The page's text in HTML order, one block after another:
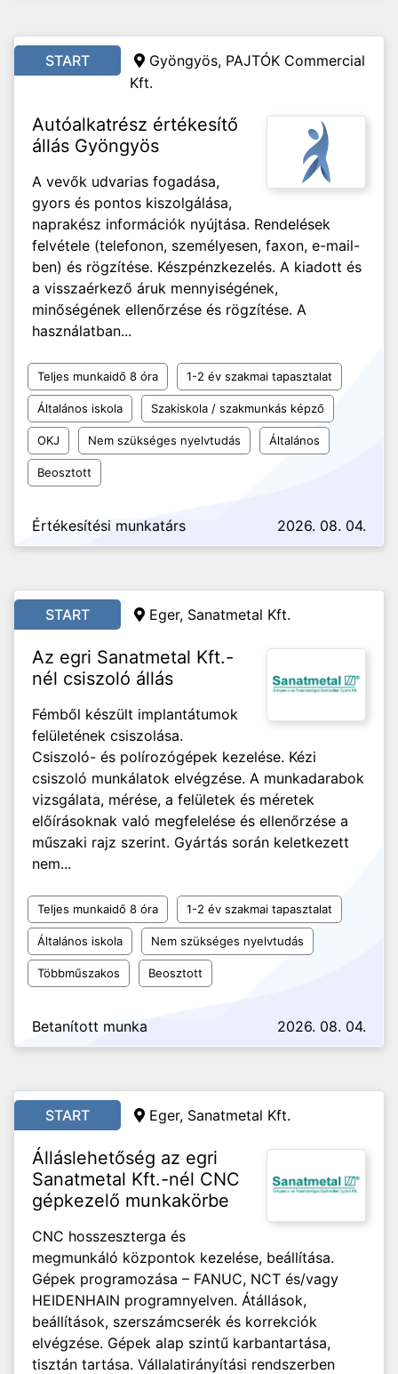
START
Gyöngyös, PAJTÓK Commercial
Kft.
Autóalkatrész értékesítő
állás Gyöngyös
A vevők udvarias fogadása,
gyors és pontos kiszolgálása,
naprakész információk nyújtása. Rendelések
felvétele (telefonon, személyesen, faxon, e-mail-
ben) és rögzítése. Készpénzkezelés. A kiadott és
a visszaérkező áruk mennyiségének,
minőségének ellenőrzése és rögzítése. A
használatban...
Teljes munkaidő 8 óra 1-2 év szakmai tapasztalat
Általános iskola Szakiskola / szakmunkás képző
OKJ Nem szükséges nyelvtudás Általános
Beosztott
Értékesítési munkatárs 2026. 08. 04.
START Eger, Sanatmetal Kft.
Az egri Sanatmetal Kft.-
nél csiszoló állás
Fémből készült implantátumok
felületének csiszolása.
Csiszoló- és polírozógépek kezelése. Kézi
csiszoló munkálatok elvégzése. A munkadarabok
vizsgálata, mérése, a felületek és méretek
előírásoknak való megfelelése és ellenőrzése a
műszaki rajz szerint. Gyártás során keletkezett
nem...
Teljes munkaidő 8 óra 1-2 év szakmai tapasztalat
Általános iskola Nem szükséges nyelvtudás
Többműszakos Beosztott
Betanított munka 2026. 08. 04.
START Eger, Sanatmetal Kft.
Álláslehetőség az egri
Sanatmetal Kft.-nél CNC
gépkezelő munkakörbe
CNC hosszeszterga és
megmunkáló központok kezelése, beállítása.
Gépek programozása – FANUC, NCT és/vagy
HEIDENHAIN programnyelven. Átállások,
beállítások, szerszámcserék és korrekciók
elvégzése. Gépek alap szintű karbantartása,
tisztán tartása. Vállalatirányítási rendszerben